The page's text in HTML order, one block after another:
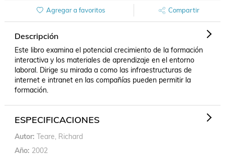
Agregar a favoritos Compartir
Descripción
Este libro examina el potencial crecimiento de la formación
interactiva y los materiales de aprendizaje en el entorno
laboral. Dirige su mirada a como las infraestructuras de
internet e intranet en las compañías pueden permitir la
formación.
ESPECIFICACIONES
Autor Teare, Richard
Año 2002